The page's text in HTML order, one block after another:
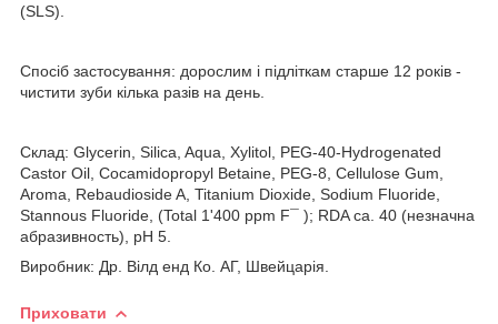
(SLS).
Спосіб застосування: дорослим і підліткам старше 12 років -
чистити зуби кілька разів на день.
Склад: Glycerin, Silica, Aqua, Xylitol, PEG-40-Hydrogenated
Castor Oil, Cocamidopropyl Betaine, PEG-8, Cellulose Gum,
Aroma, Rebaudioside A, Titanium Dioxide, Sodium Fluoride,
Stannous Fluoride, (Total 1'400 ppm F¯ ); RDA ca. 40 (незначна
абразивность), pH 5.
Виробник: Др. Вілд енд Ко. АГ, Швейцарія.
Приховати